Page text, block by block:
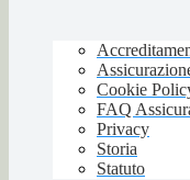
Cookie
FAQ
Privacy
Storia
Statuto